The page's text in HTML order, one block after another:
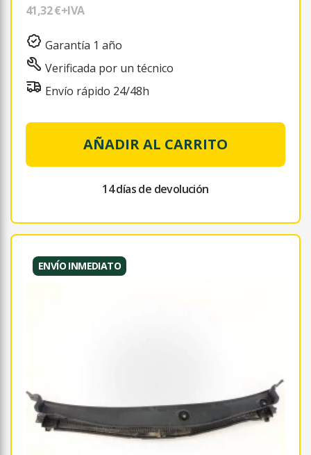
41,32 €+IVA
Garantía 1 año
Verificada por un técnico
Envío rápido 24/48h
AÑADIR AL CARRITO
14 días de devolución
ENVÍO INMEDIATO